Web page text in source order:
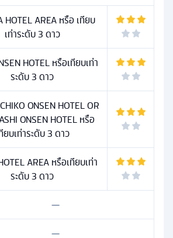
HOTEL AREA หรือ เทียบ
เท่าระดับ 3 ดาว
HOTEL หรือเทียบเท่า
ระดับ 3 ดาว
ONSEN HOTEL OR
ONSEN HOTEL หรือ
ยบเท่าระดับ 3 ดาว
AREA หรือเทียบเท่า
ระดับ 3 ดาว
—
—